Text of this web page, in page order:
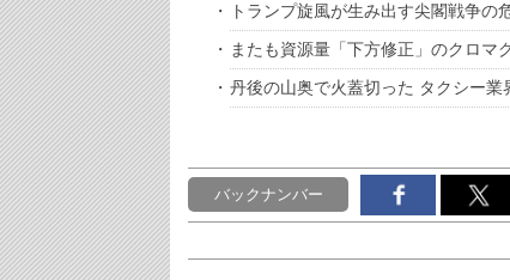
トランプ旋風が生み出す尖閣戦争の
またも資源量「下方修正」のクロ
丹後の山奥で火蓋切った タクシー業
バックナンバー